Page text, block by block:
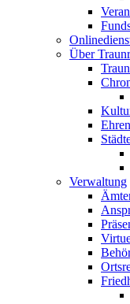
Über
Verwaltung